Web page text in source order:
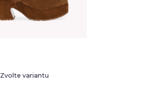
Zvolte variantu